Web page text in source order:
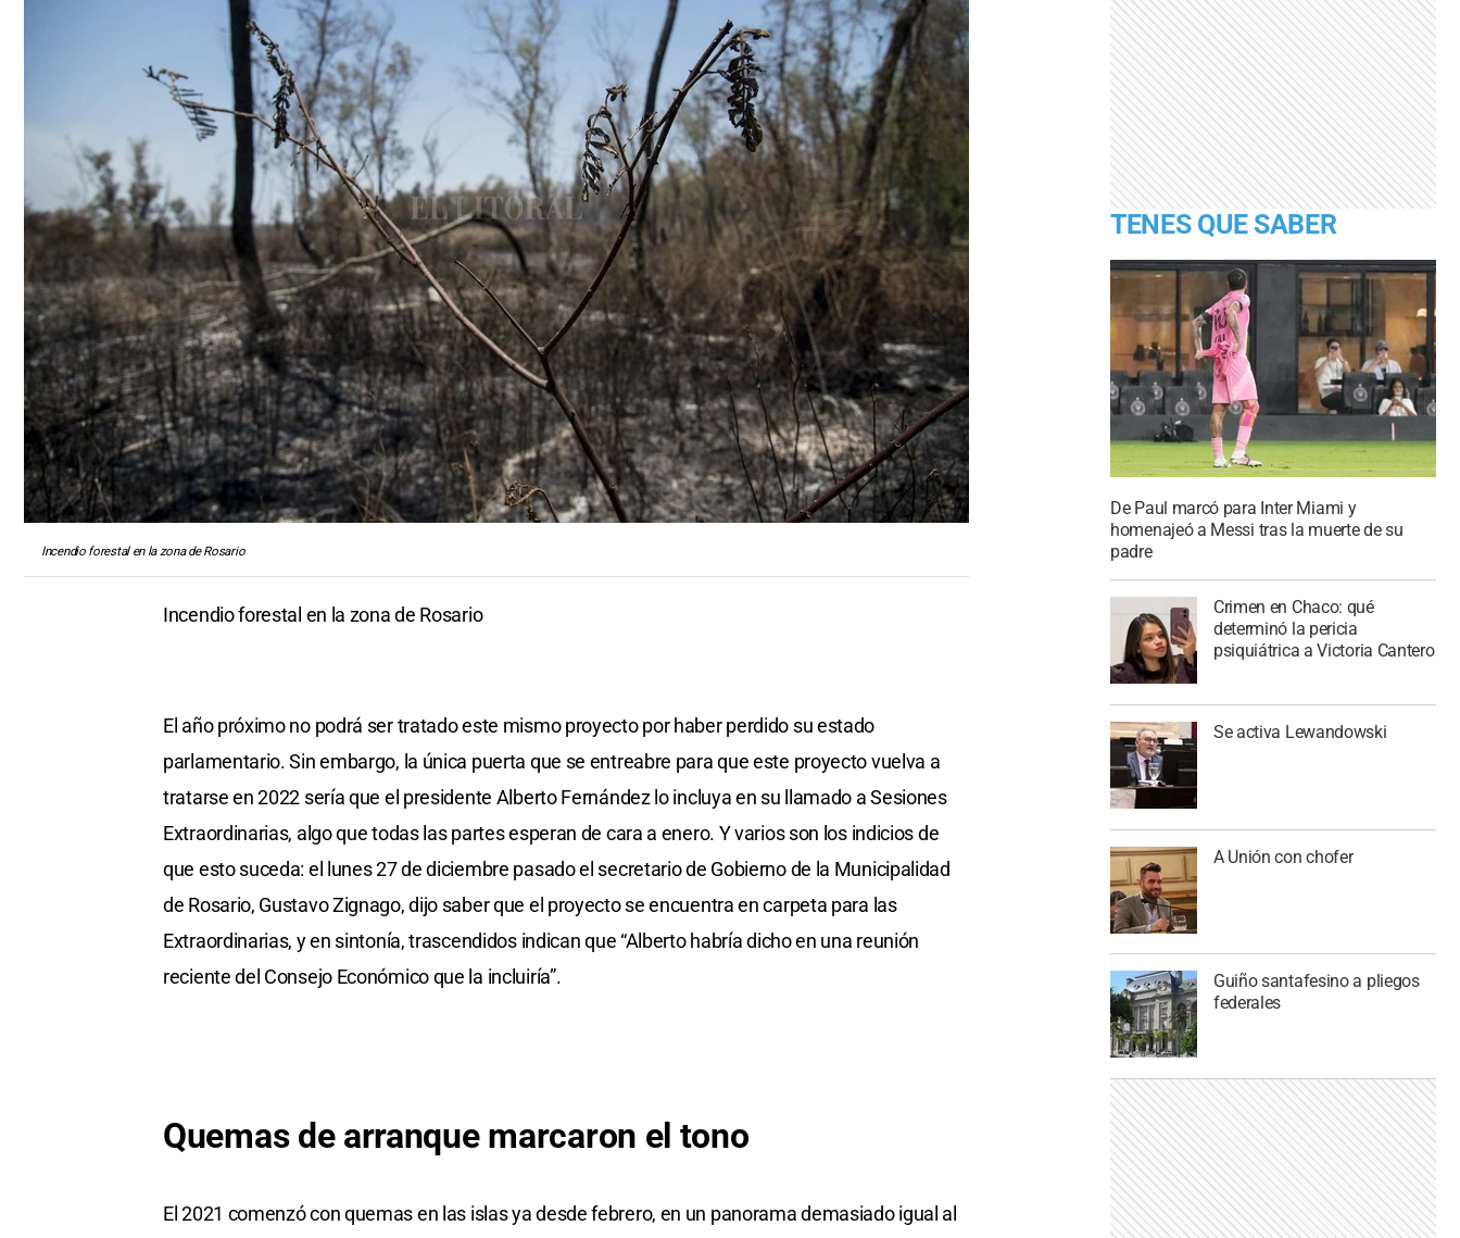
Incendio forestal en la zona de Rosario
Incendio forestal en la zona de Rosario
El año próximo no podrá ser tratado este mismo proyecto por haber perdido su estado
parlamentario. Sin embargo, la única puerta que se entreabre para que este proyecto vuelva a
tratarse en 2022 sería que el presidente Alberto Fernández lo incluya en su llamado a Sesiones
Extraordinarias, algo que todas las partes esperan de cara a enero. Y varios son los indicios de
que esto suceda: el lunes 27 de diciembre pasado el secretario de Gobierno de la Municipalidad
de Rosario, Gustavo Zignago, dijo saber que el proyecto se encuentra en carpeta para las
Extraordinarias, y en sintonía, trascendidos indican que “Alberto habría dicho en una reunión
reciente del Consejo Económico que la incluiría”.
Quemas de arranque marcaron el tono
El 2021 comenzó con quemas en las islas ya desde febrero, en un panorama demasiado igual al
TENES QUE SABER
De Paul marcó para Inter Miami y
homenajeó a Messi tras la muerte de su
padre
Crimen en Chaco: qué
determinó la pericia
psiquiátrica a Victoria Cantero
Se activa Lewandowski
A Unión con chofer
Guiño santafesino a pliegos
federales